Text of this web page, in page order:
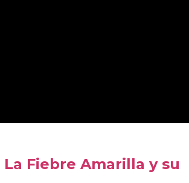
La Fiebre Amarilla y su